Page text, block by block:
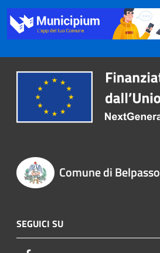
Comune di Belpasso
SEGUICI SU